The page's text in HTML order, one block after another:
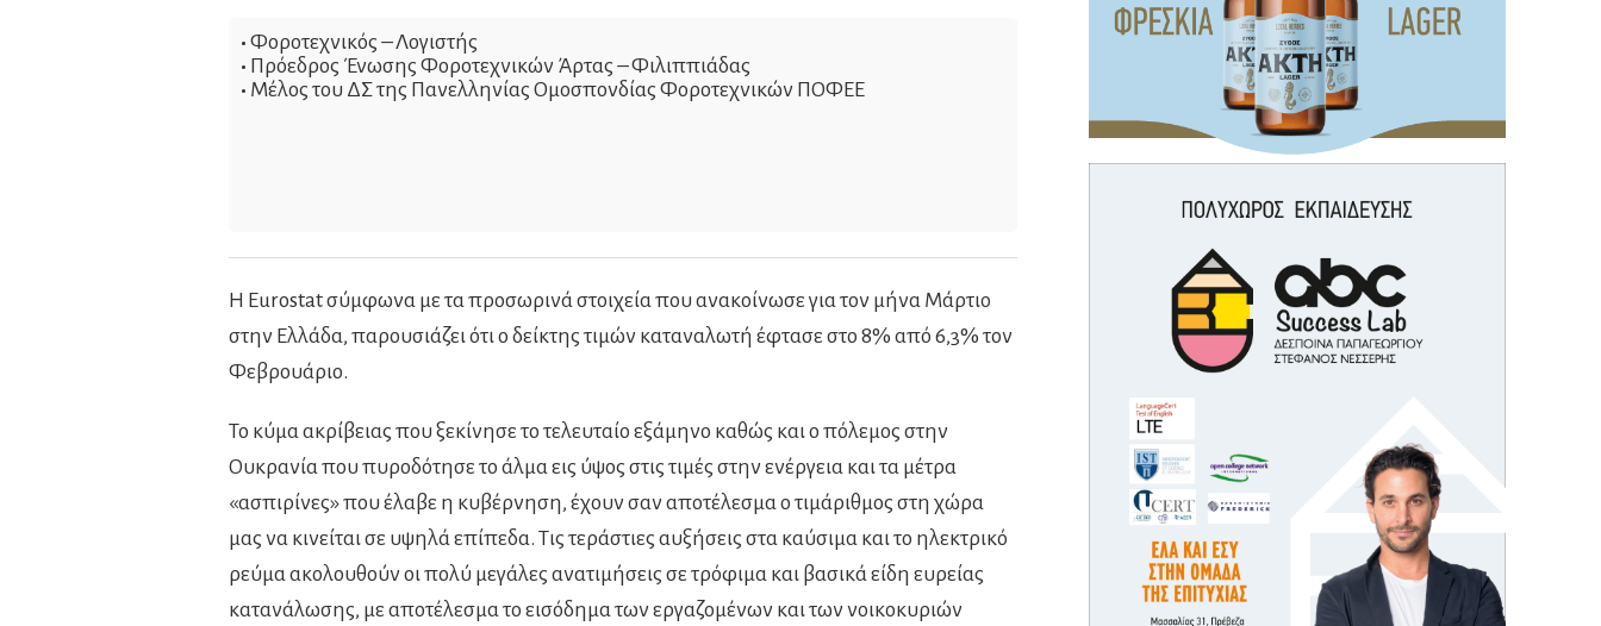
• Φοροτεχνικός – Λογιστής
• Πρόεδρος Ένωσης Φοροτεχνικών Άρτας – Φιλιππιάδας
• Μέλος του ΔΣ της Πανελληνίας Ομοσπονδίας Φοροτεχνικών ΠΟΦΕΕ
Η Eurostat σύμφωνα με τα προσωρινά στοιχεία που ανακοίνωσε για τον μήνα Μάρτιο
στην Ελλάδα, παρουσιάζει ότι ο δείκτης τιμών καταναλωτή έφτασε στο 8% από 6,3% τον
Φεβρουάριο.
Το κύμα ακρίβειας που ξεκίνησε το τελευταίο εξάμηνο καθώς και ο πόλεμος στην
Ουκρανία που πυροδότησε το άλμα εις ύψος στις τιμές στην ενέργεια και τα μέτρα
«ασπιρίνες» που έλαβε η κυβέρνηση, έχουν σαν αποτέλεσμα ο τιμάριθμος στη χώρα
μας να κινείται σε υψηλά επίπεδα. Τις τεράστιες αυξήσεις στα καύσιμα και το ηλεκτρικό
ρεύμα ακολουθούν οι πολύ μεγάλες ανατιμήσεις σε τρόφιμα και βασικά είδη ευρείας
κατανάλωσης, με αποτέλεσμα το εισόδημα των εργαζομένων και των νοικοκυριών